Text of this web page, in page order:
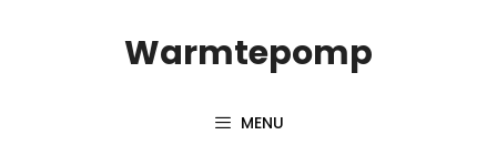
Warmtepomp
MENU